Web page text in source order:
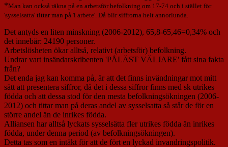
*Man kan också räkna på en arbetsför befolkning om 17-74 och i stället för
'sysselsatta' tittar man på 'i arbete'. Då blir siffrorna helt annorlunda.
Det antyds en liten minskning (2006-2012), 65,8-65,46=0,34% och
det innebär: 24190 personer.
Arbetslösheten ökar alltså, relativt (arbetsför) befolkning.
Undrar vart insändarskribenten 'PÅLÄST VÄLJARE' fått sina fakta
från?
Det enda jag kan komma på, är att det finns invändningar mot mitt
sätt att presentera siffror, då det i dessa siffror finns med sk utrikes
födda och att dessa stod för den mesta befolkningsökningen (2006-
2012) och tittar man på deras andel av sysselsatta så står de för en
större andel än de inrikes födda.
Alliansen har alltså lyckats sysselsätta fler utrikes födda än inrikes
födda, under denna period (av befolkningsökningen).
Detta tas som en intäkt för att de fört en lyckad invandringspolitik.